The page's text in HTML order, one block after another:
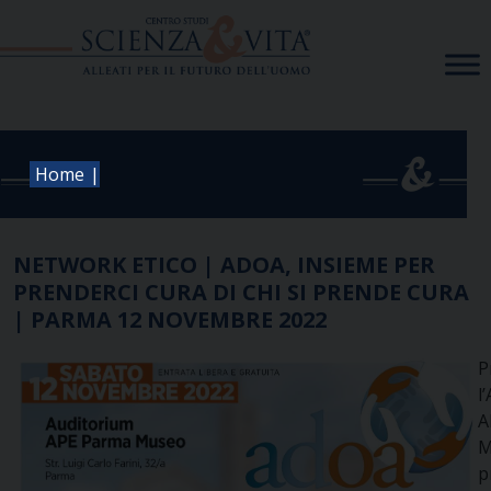
Home |
NETWORK ETICO | ADOA, INSIEME PER
PRENDERCI CURA DI CHI SI PRENDE CURA
| PARMA 12 NOVEMBRE 2022